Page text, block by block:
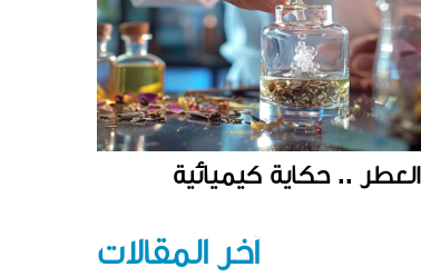
العطر .. حكاية كيميائية
آخر المقالات